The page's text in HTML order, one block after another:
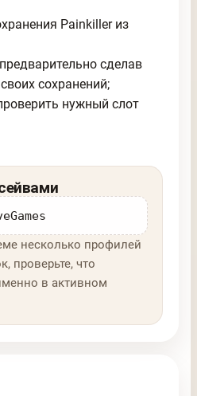
Painkiller из
сделав
сохранений;
нужный слот
несколько профилей
проверьте, что
в активном